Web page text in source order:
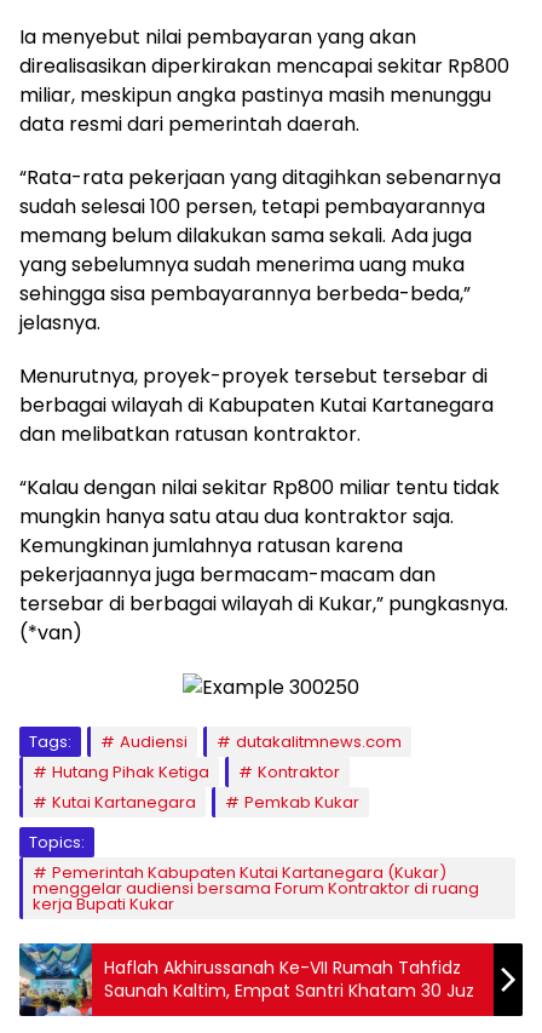
Ia menyebut nilai pembayaran yang akan
direalisasikan diperkirakan mencapai sekitar Rp800
miliar, meskipun angka pastinya masih menunggu
data resmi dari pemerintah daerah.
“Rata-rata pekerjaan yang ditagihkan sebenarnya
sudah selesai 100 persen, tetapi pembayarannya
memang belum dilakukan sama sekali. Ada juga
yang sebelumnya sudah menerima uang muka
sehingga sisa pembayarannya berbeda-beda,”
jelasnya.
Menurutnya, proyek-proyek tersebut tersebar di
berbagai wilayah di Kabupaten Kutai Kartanegara
dan melibatkan ratusan kontraktor.
“Kalau dengan nilai sekitar Rp800 miliar tentu tidak
mungkin hanya satu atau dua kontraktor saja.
Kemungkinan jumlahnya ratusan karena
pekerjaannya juga bermacam-macam dan
tersebar di berbagai wilayah di Kukar,” pungkasnya.
(*van)
Tags: Audiensi
dutakalitmnews.com
Hutang Pihak Ketiga
Kontraktor
Kutai Kartanegara
Pemkab Kukar
Topics:
Pemerintah Kabupaten Kutai Kartanegara (Kukar)
menggelar audiensi bersama Forum Kontraktor di ruang
kerja Bupati Kukar
Haflah Akhirussanah Ke-VII Rumah Tahfidz
Saunah Kaltim, Empat Santri Khatam 30 Juz